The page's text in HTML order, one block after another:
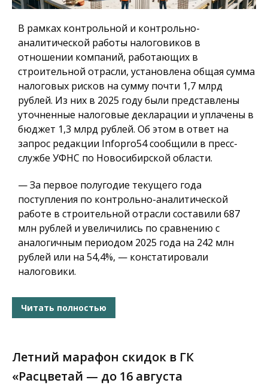
В рамках контрольной и контрольно-
аналитической работы налоговиков в
отношении компаний, работающих в
строительной отрасли, установлена общая сумма
налоговых рисков на сумму почти 1,7 млрд
рублей. Из них в 2025 году были представлены
уточненные налоговые декларации и уплачены в
бюджет 1,3 млрд рублей. Об этом в ответ на
запрос редакции Infopro54 сообщили в пресс-
службе УФНС по Новосибирской области.
— За первое полугодие текущего года
поступления по контрольно-аналитической
работе в строительной отрасли составили 687
млн рублей и увеличились по сравнению с
аналогичным периодом 2025 года на 242 млн
рублей или на 54,4%, — констатировали
налоговики.
Читать полностью
Летний марафон скидок в ГК
«Расцветай — до 16 августа